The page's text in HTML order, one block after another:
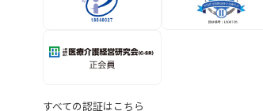
すべての認証はこちら